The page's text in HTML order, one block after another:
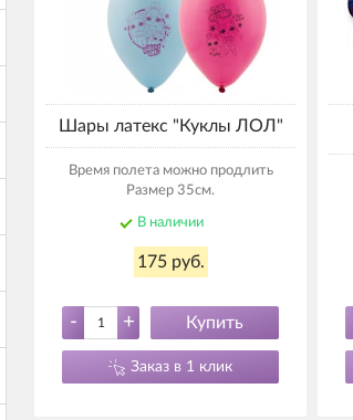
Шары латекс "Куклы ЛОЛ"
Время полета можно продлить
Размер 35см.
В наличии
175 руб.
- + Купить
Заказ в 1 клик